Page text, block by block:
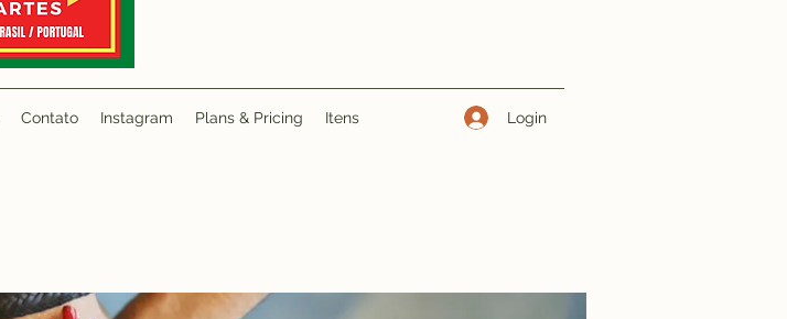
Contato Instagram Plans & Pricing Itens Login